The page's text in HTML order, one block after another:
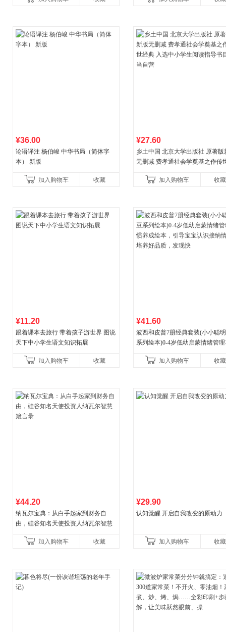
¥36.00
论语译注 杨伯峻 中华书局（简体字
本） 新版
加入购物车 收藏
¥27.60
乡土中国 北京大学出版社 原著版
无删减 费孝通社会学奠基之作传
加入购物车 收藏
¥11.20
跟着课本去旅行 带着孩子游世界 图说
天下中小学生语文知识拓展
加入购物车 收藏
¥41.60
波西和皮普7册经典套装(小小聪
系列绘本)0-4岁低幼启蒙情绪管
养好品质，发现快
加入购物车 收藏
¥44.20
纳瓦尔宝典：从白手起家到财务自
由，硅谷知名天使投资人纳瓦尔智慧
加入购物车
收藏
¥29.90
认知觉醒 开启自我改变的原动力
加入购物车 收藏